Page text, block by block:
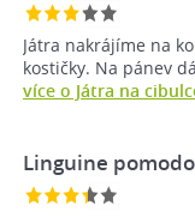
Játra nakrájíme na
kostičky. Na pánev
více o Játra na
Linguine